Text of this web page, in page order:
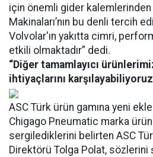
için önemli gider kalemlerinden
Makinaları’nın bu denli tercih
Volvolar'ın yakıtta cimri,
etkili olmaktadır” dedi.
“Diğer tamamlayıcı
ihtiyaçlarını
ASC Türk ürün gamına yeni
Chigago Pneumatic marka
sergilediklerini belirten ASC
Direktörü Tolga Polat, sözlerini